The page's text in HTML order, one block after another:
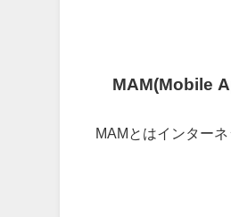
MAM(Mobile
MAMとはインター